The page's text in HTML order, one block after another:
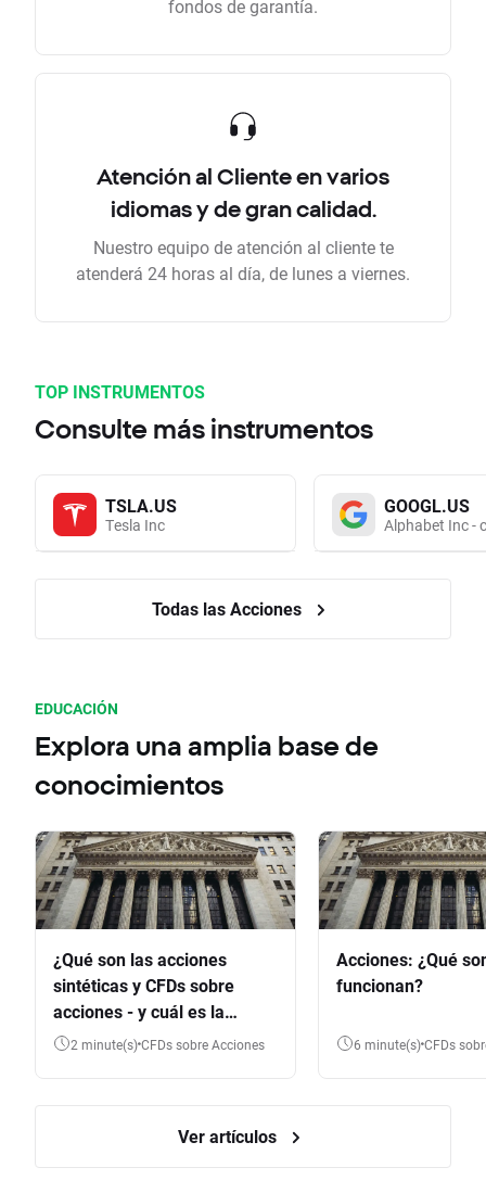
fondos de garantía.
Atención al Cliente en varios
idiomas y de gran calidad.
Nuestro equipo de atención al cliente te
atenderá 24 horas al día, de lunes a viernes.
TOP INSTRUMENTOS
Consulte más instrumentos
TSLA.US
Tesla Inc
GOOGL.US
Alphabet Inc -
Todas las Acciones
EDUCACIÓN
Explora una amplia base de
conocimientos
¿Qué son las acciones
sintéticas y CFDs sobre
acciones - y cuál es la
diferencia?
2 minute(s) CFDs sobre Acciones
Acciones: ¿Qué
funcionan?
6 minute(s) CFDs
Ver artículos